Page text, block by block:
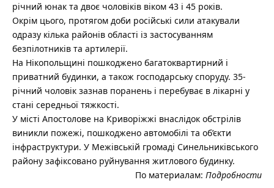
річний юнак та двоє чоловіків віком 43 і 45 років.
Окрім цього, протягом доби російські сили атакували
одразу кілька районів області із застосуванням
безпілотників та артилерії.
На Нікопольщині пошкоджено багатоквартирний і
приватний будинки, а також господарську споруду. 35-
річний чоловік зазнав поранень і перебуває в лікарні у
стані середньої тяжкості.
У місті Апостолове на Криворіжжі внаслідок обстрілів
виникли пожежі, пошкоджено автомобілі та об’єкти
інфраструктури. У Межівській громаді Синельниківського
району зафіксовано руйнування житлового будинку.
По материалам: Подробности